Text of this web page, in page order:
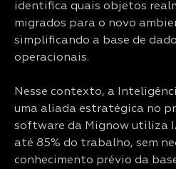
identifica quais objetos
migrados para o novo
simplificando a base de
operacionais.
Nesse contexto, a
uma aliada estratégica no
software da Mignow utiliza
até 85% do trabalho, sem
conhecimento prévio da